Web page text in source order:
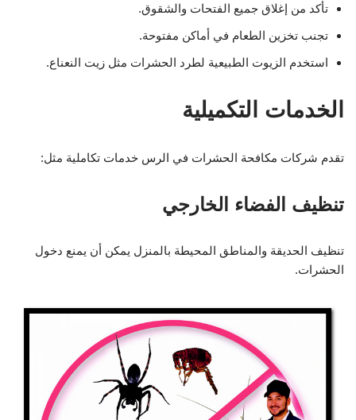
تأكد من إغلاق جميع الفتحات والشقوق.
تجنب تخزين الطعام في أماكن مفتوحة.
استخدم الزيوت الطبيعية لطرد الحشرات مثل زيت النعناع.
الخدمات التكميلية
تقدم شركات مكافحة الحشرات في الرس خدمات تكاملية مثل:
تنظيف الفضاء الخارجي
تنظيف الحديقة والمناطق المحيطة بالمنزل يمكن أن يمنع دخول
الحشرات.